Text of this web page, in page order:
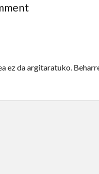
ez da argitaratuko.